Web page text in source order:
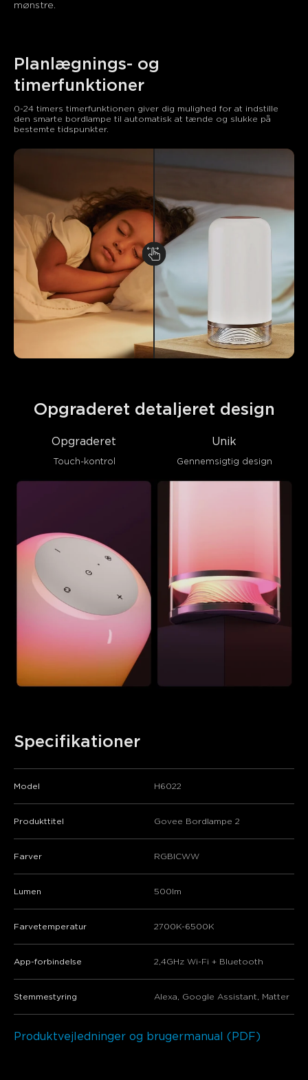
mønstre.
Planlægnings- og
timerfunktioner
0-24 timers timerfunktionen giver dig mulighed for at indstille
den smarte bordlampe til automatisk at tænde og slukke på
bestemte tidspunkter.
Opgraderet detaljeret design
Opgraderet
Touch-kontrol
Unik
Gennemsigtig design
Specifikationer
Model H6022
Produkttitel Govee Bordlampe 2
Farver RGBICWW
Lumen 500lm
Farvetemperatur 2700K-6500K
App-forbindelse 2,4GHz Wi-Fi + Bluetooth
Stemmestyring Alexa, Google Assistant, Matter
Produktvejledninger og brugermanual (PDF)